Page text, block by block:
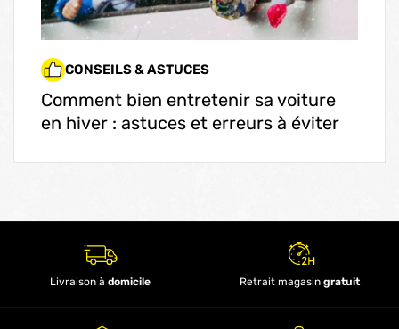
CONSEILS & ASTUCES
Comment bien entretenir sa voiture
en hiver : astuces et erreurs à éviter
Livraison à domicile Retrait magasin gratuit